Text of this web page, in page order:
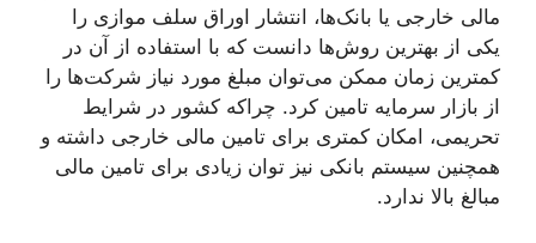
مالی خارجی یا بانک‌ها، انتشار اوراق سلف موازی را
یکی از بهترین روش‌ها دانست که با استفاده از آن در
کمترین زمان ممکن می‌توان مبلغ مورد نیاز شرکت‌ها را
از بازار سرمایه تامین کرد. چراکه کشور در شرایط
تحریمی، امکان کمتری برای تامین مالی خارجی داشته و
همچنین سیستم بانکی نیز توان زیادی برای تامین مالی
مبالغ بالا ندارد.